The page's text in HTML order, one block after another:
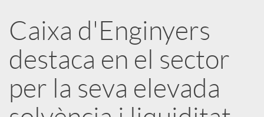
r
x
Caixa d'Enginyers
destaca en el sector
per la seva elevada